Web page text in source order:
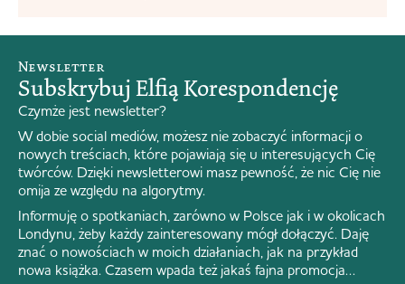
Newsletter
Subskrybuj Elfią Korespondencję
Czymże jest newsletter?
W dobie social mediów, możesz nie zobaczyć informacji o
nowych treściach, które pojawiają się u interesujących Cię
twórców. Dzięki newsletterowi masz pewność, że nic Cię nie
omija ze względu na algorytmy.
Informuję o spotkaniach, zarówno w Polsce jak i w okolicach
Londynu, żeby każdy zainteresowany mógł dołączyć. Daję
znać o nowościach w moich działaniach, jak na przykład
nowa książka. Czasem wpada też jakaś fajna promocja…